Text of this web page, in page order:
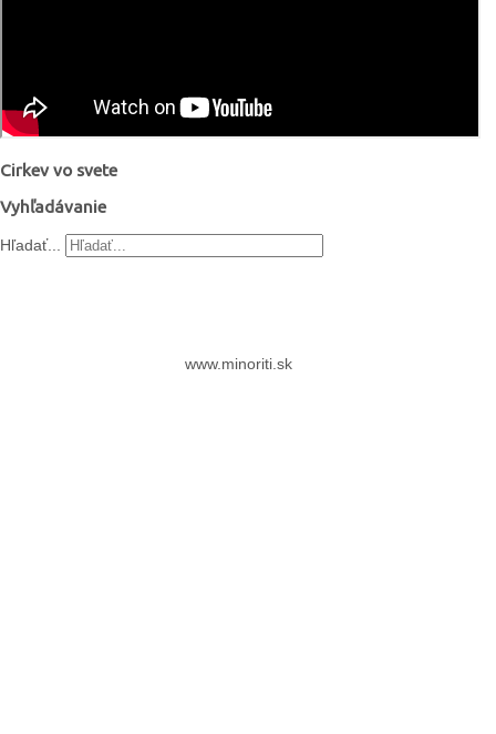
Cirkev vo svete
Vyhľadávanie
Hľadať...
www.minoriti.sk